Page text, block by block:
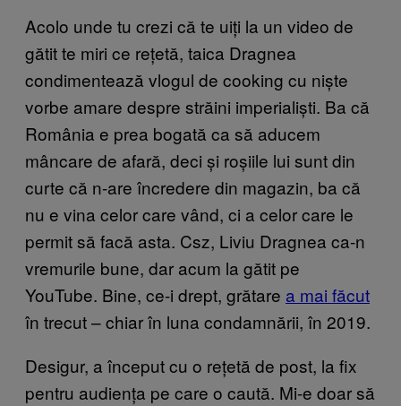
Acolo unde tu crezi că te uiți la un video de
gătit te miri ce rețetă, taica Dragnea
condimentează vlogul de cooking cu niște
vorbe amare despre străini imperialiști. Ba că
România e prea bogată ca să aducem
mâncare de afară, deci și roșiile lui sunt din
curte că n-are încredere din magazin, ba că
nu e vina celor care vând, ci a celor care le
permit să facă asta. Csz, Liviu Dragnea ca-n
vremurile bune, dar acum la gătit pe
YouTube. Bine, ce-i drept, grătare a mai făcut
în trecut – chiar în luna condamnării, în 2019.
Desigur, a început cu o rețetă de post, la fix
pentru audiența pe care o caută. Mi-e doar să